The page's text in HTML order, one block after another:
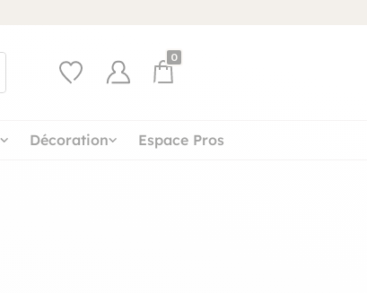
0
Décoration Espace Pros